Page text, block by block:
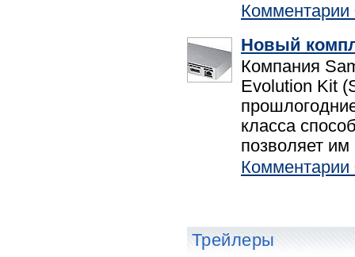
Комментарии
Новый
Компания
Evolution Kit
класса
позволяет
Комментарии
Трейлеры